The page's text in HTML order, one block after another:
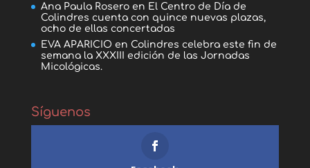
Ana Paula Roseroen El Centro de Día de
Colindres cuenta con quince nuevas plazas,
ocho de ellas concertadas
EVA APARICIO en Colindres celebra este fin de
semana la XXXIII edición de las Jornadas
Micológicas.
Síguenos